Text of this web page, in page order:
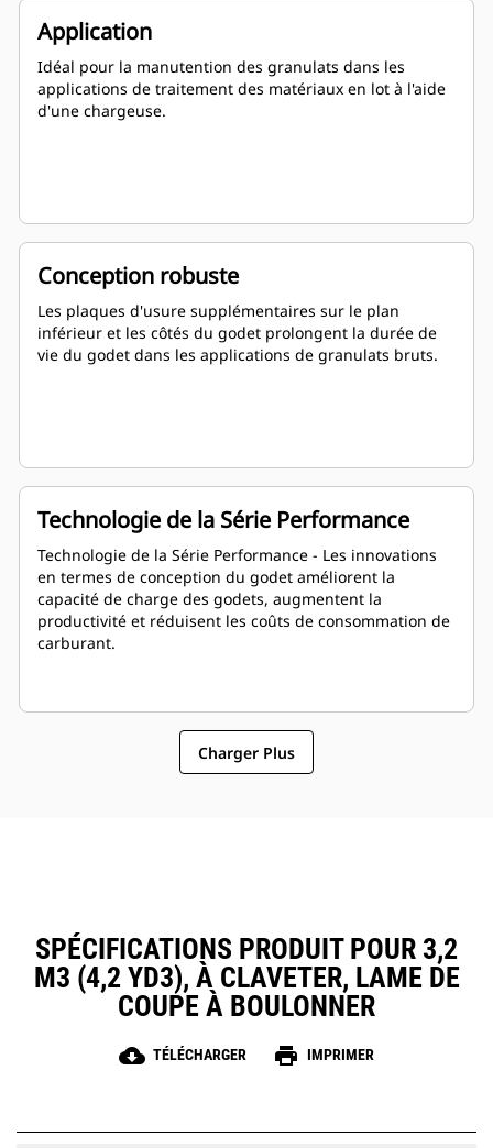
Application
Idéal pour la manutention des granulats dans les
applications de traitement des matériaux en lot à l'aide
d'une chargeuse.
Conception robuste
Les plaques d'usure supplémentaires sur le plan
inférieur et les côtés du godet prolongent la durée de
vie du godet dans les applications de granulats bruts.
Technologie de la Série Performance
Technologie de la Série Performance - Les innovations
en termes de conception du godet améliorent la
capacité de charge des godets, augmentent la
productivité et réduisent les coûts de consommation de
carburant.
Charger Plus
SPÉCIFICATIONS PRODUIT POUR 3,2
M3 (4,2 YD3), À CLAVETER, LAME DE
COUPE À BOULONNER
cloud_download TÉLÉCHARGER print IMPRIMER